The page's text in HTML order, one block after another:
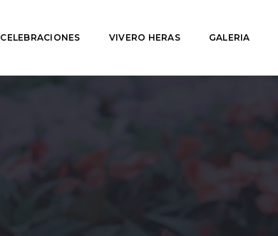
CELEBRACIONES VIVERO HERAS GALERIA